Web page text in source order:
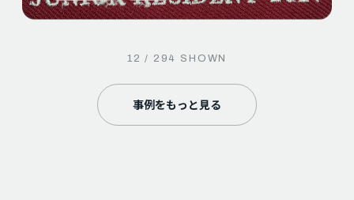
12 / 294 SHOWN
事例をもっと見る